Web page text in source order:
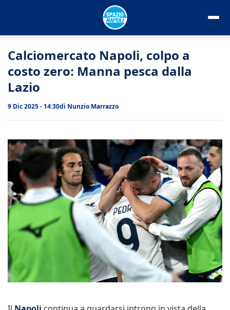
Calciomercato Napoli, colpo a
costo zero: Manna pesca dalla
Lazio
9 Dic 2025 - 14:30di Nunzio Marrazzo